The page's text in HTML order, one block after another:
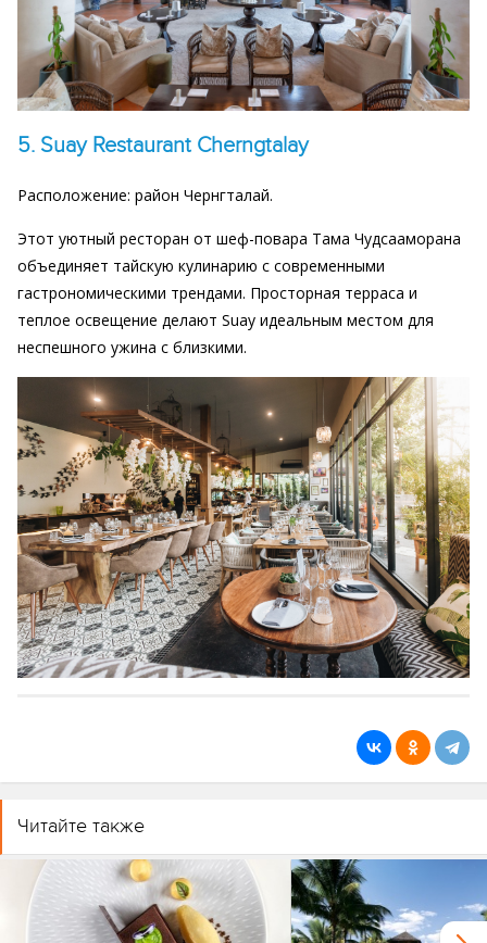
5. Suay Restaurant Cherngtalay
Расположение: район Чернгталай.
Этот уютный ресторан от шеф-повара Тама Чудсааморана
объединяет тайскую кулинарию с современными
гастрономическими трендами. Просторная терраса и
теплое освещение делают Suay идеальным местом для
неспешного ужина с близкими.
Читайте также